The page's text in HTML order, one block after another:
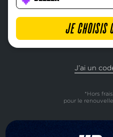
JE CHOISIS
J’ai un
*Hors
pour le